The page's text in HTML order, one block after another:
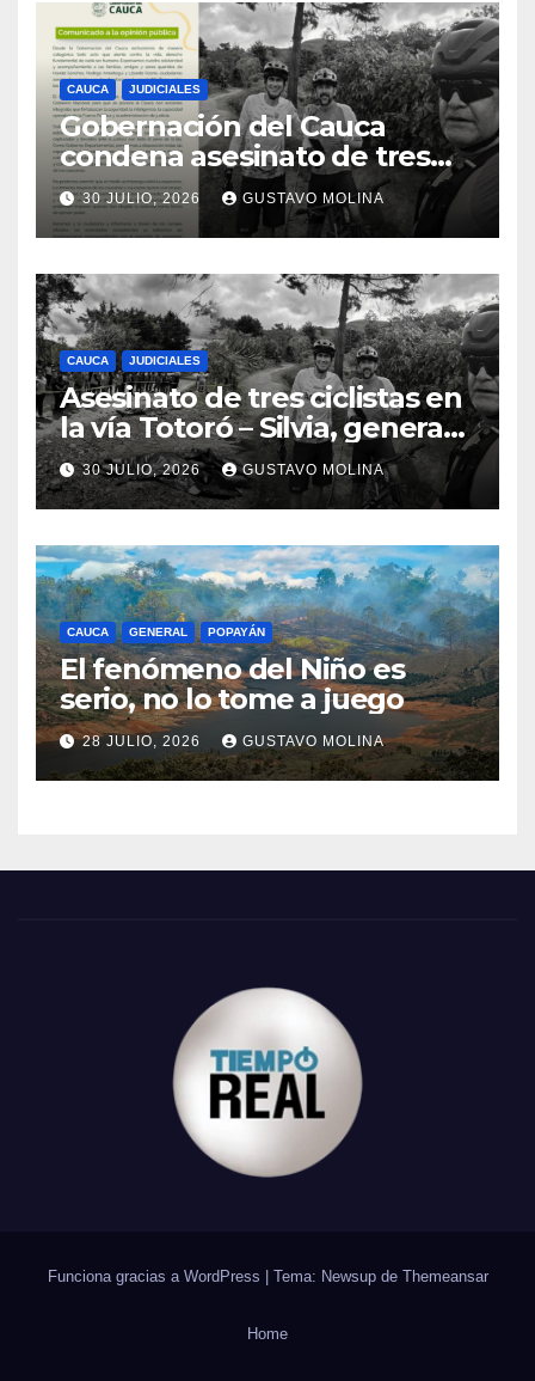
CAUCA JUDICIALES
Gobernación del Cauca
condena asesinato de tres
ciudadanos y exige medidas
urgentes al Gobierno
Nacional
30 JULIO, 2026 GUSTAVO MOLINA
CAUCA JUDICIALES
Asesinato de tres ciclistas en
la vía Totoró – Silvia, genera
consternación en el Cauca
30 JULIO, 2026 GUSTAVO MOLINA
CAUCA GENERAL POPAYÁN
El fenómeno del Niño es
serio, no lo tome a juego
28 JULIO, 2026 GUSTAVO MOLINA
Funciona gracias a WordPress Tema: Newsup de Themeansar
Home